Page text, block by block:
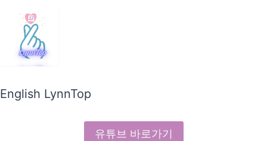
English LynnTop
유튜브 바로가기